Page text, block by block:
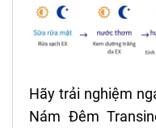
Hãy trải nghiệm
Nám Đêm